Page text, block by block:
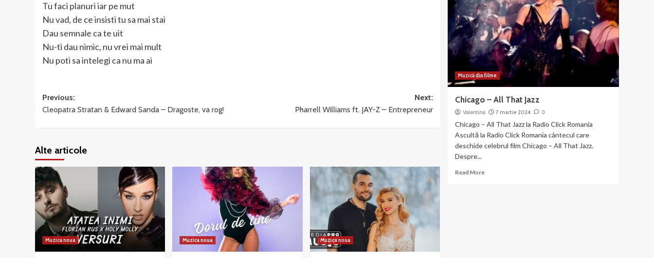
Tu faci planuri iar pe mut
Nu vad, de ce insisti tu sa mai stai
Dau semnale ca te uit
Nu-ti dau nimic, nu vrei mai mult
Nu poti sa intelegi ca nu ma ai
Post
navigation
Previous:
Cleopatra Stratan & Edward Sanda – Dragoste, va rog!
Next:
Pharrell Williams ft. JAY-Z – Entrepreneur
Alte articole
Muzica noua Muzica noua Muzica noua
When
You’re
Good
to
Mama
Muzică din filme
Chicago – All That Jazz
Valentina 7 martie 2024 0
Chicago – All That Jazz la Radio Click Romania
Ascultă la Radio Click Romania cântecul care
deschide celebrul film Chicago – All That Jazz.
Despre...
Read MoreRead